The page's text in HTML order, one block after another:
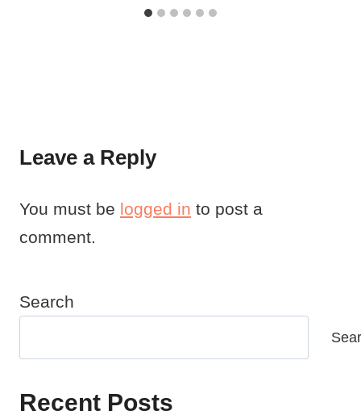
Leave a Reply
You must be logged in to post a
comment.
Search
Recent Posts